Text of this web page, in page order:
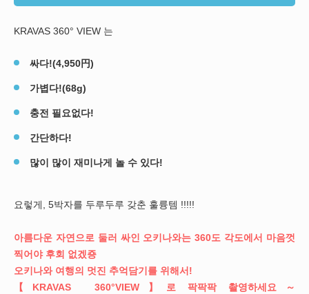
KRAVAS 360° VIEW 는
싸다!(4,950円)
가볍다!(68g)
충전 필요없다!
간단하다!
많이 많이 재미나게 놀 수 있다!
요렇게, 5박자를 두루두루 갖춘 훌륭템 !!!!!
아름다운 자연으로 둘러 싸인 오키나와는 360도 각도에서 마음껏
찍어야 후회 없겠죵
오키나와 여행의 멋진 추억담기를 위해서!
【KRAVAS 360°VIEW】로 팍팍팍 촬영하세요～